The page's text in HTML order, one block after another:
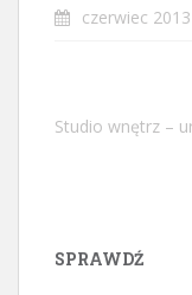
czerwiec 2013
Studio wnętrz –
SPRAWDŹ